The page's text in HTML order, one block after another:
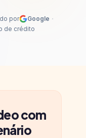
por Google ·
de crédito
com